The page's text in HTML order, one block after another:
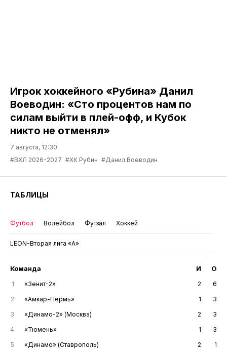
Игрок хоккейного «Рубина» Данил
Воеводин: «Сто процентов нам по
силам выйти в плей-офф, и Кубок
никто не отменял»
7 августа, 12:30
#ВХЛ 2026-2027 #ХК Рубин #Данил Воеводин
ТАБЛИЦЫ
Футбол Волейбол Футзал Хоккей
LEON-Вторая лига «А»
Команда И О
1 «Зенит-2» 2
6
2
«Амкар-Пермь» 1
3
3
«Динамо-2» (Москва) 2
3
4
«Тюмень» 1
3
5
«Динамо» (Ставрополь) 2
1